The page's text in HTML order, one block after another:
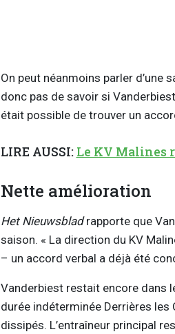
On peut néanmoins parler d’une
donc pas de savoir si
était possible de trouver un
LIRE AUSSI: Le KV Malines
Nette amélioration
Het Nieuwsbladrapporte que
saison. « La direction du KV
– un accord verbal a déjà été
Vanderbiest restait encore dans
durée indéterminée Derrières
dissipés. L’entraîneur principal